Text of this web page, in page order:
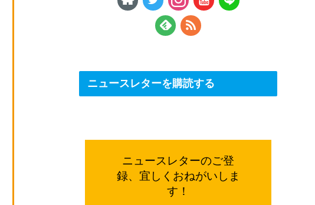
ニュースレターを購読する
ニュースレターのご登
録、宜しく おねがいしま
す！